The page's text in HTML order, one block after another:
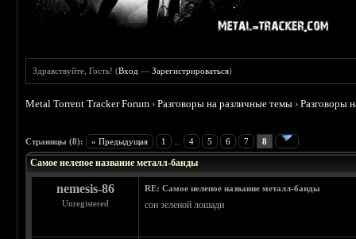
Здравствуйте, Гость! (Вход —Зарегистрироваться)
Metal Torrent Tracker Forum ›Разговоры на различные темы ›Разговоры
Страницы (8): « Предыдущая 1 4 5 6 7 8
Самое нелепое название металл-банды
nemesis-86
Unregistered
RE: Самое нелепое название металл-банды
сон зеленой лошади